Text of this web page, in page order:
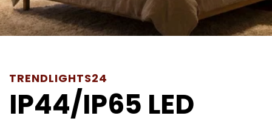
TRENDLIGHTS24
IP44/IP65 LED